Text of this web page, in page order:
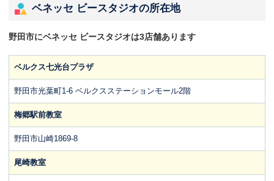
ベネッセ ビースタジオの所在地
野田市にベネッセ ビースタジオは3店舗あります
ベルクス七光台プラザ
野田市光葉町1-6 ベルクスステーションモール2階
梅郷駅前教室
野田市山崎1869-8
尾崎教室